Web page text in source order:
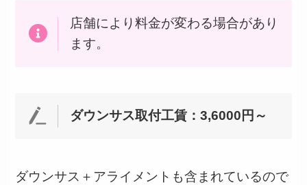
店舗により料金が変わる場合があり
ます。
ダウンサス取付工賃：3,6000円～
ダウンサス＋アライメントも含まれているので